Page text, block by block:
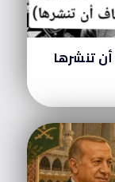
تنشرها